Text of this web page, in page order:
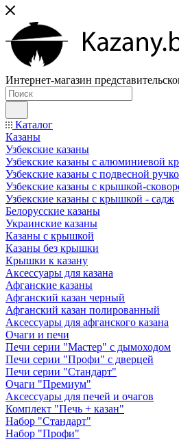
Интернет-магазин
Каталог
Казаны
Узбекские казаны
Узбекские казаны с алюминиевой
Узбекские казаны с подвесной
Узбекские казаны с крышкой-
Узбекские казаны с крышкой - садж
Белорусские казаны
Украинские казаны
Казаны с крышкой
Казаны без крышки
Крышки к казану
Аксессуары для казана
Афганские казаны
Афганский казан черный
Афганский казан полированный
Аксессуары для афганского казана
Очаги и печи
Печи серии "Мастер" с дымоходом
Печи серии "Профи" с дверцей
Печи серии "Стандарт"
Очаги "Премиум"
Аксессуары для печей и очагов
Комплект "Печь + казан"
Набор "Стандарт"
Набор "Профи"